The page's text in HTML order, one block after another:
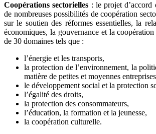
Coopérations sectorielles : le projet d’accord
de nombreuses possibilités de coopération
sur le soutien des réformes essentielles, la
économiques, la gouvernance et la
de 30 domaines tels que :
l’énergie et les transports,
la protection de l’environnement, la
matière de petites et moyennes
le développement social et la protection
l’égalité des droits,
la protection des consommateurs,
l’éducation, la formation et la jeunesse,
la coopération culturelle.